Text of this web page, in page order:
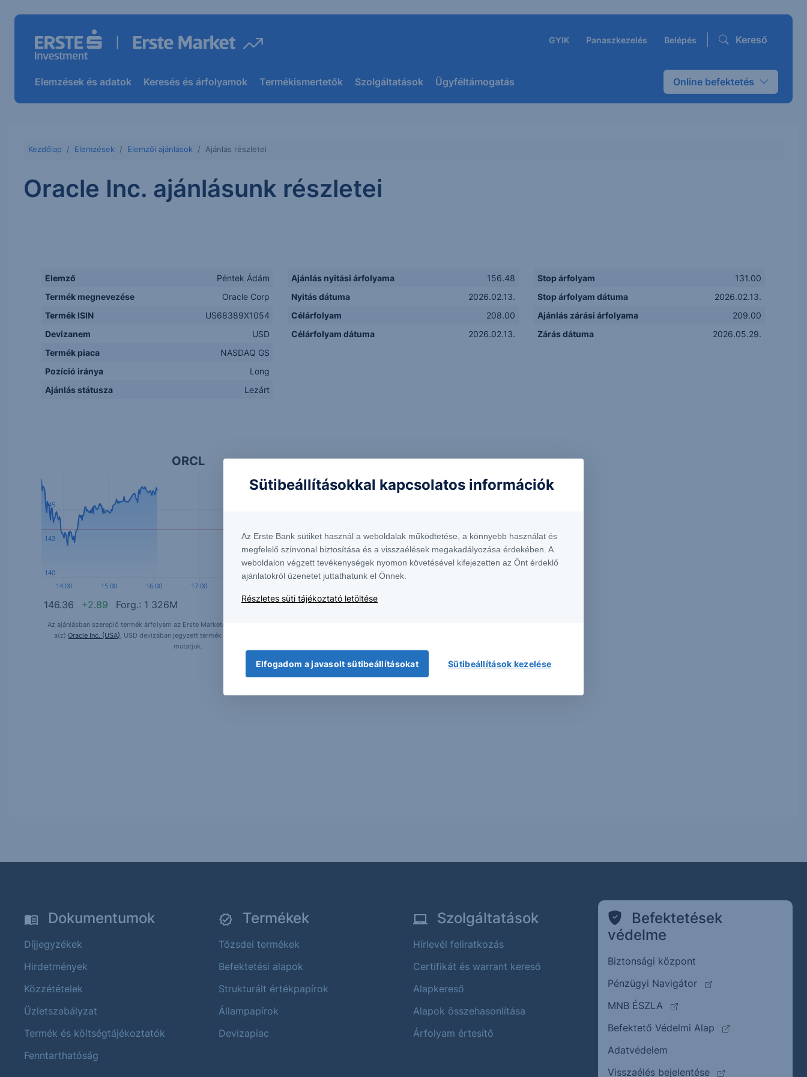
GYIK Panaszkezelés Belépés Kereső
Elemzések és adatok Keresés és árfolyamok Termékismertetők Szolgáltatások Ügyféltámogatás Online befektetés
Kezdőlap Elemzések Elemzői ajánlások Ajánlás részletei
Oracle Inc. ajánlásunk részletei
Elemző
Péntek Ádám
Termék megnevezése
Oracle Corp
Termék ISIN
US68389X1054
Devizanem
USD
Termék piaca
NASDAQ GS
Pozíció iránya
Long
Ajánlás státusza
Lezárt
Ajánlás nyitási árfolyama
156.48
Nyitás dátuma
2026.02.13.
Célárfolyam
208.00
Célárfolyam dátuma
2026.02.13.
Stop árfolyam
131.00
Stop árfolyam dátuma
2026.02.13.
Ajánlás zárási árfolyama
209.00
Zárás dátuma
2026.05.29.
ORCL
14:00 15:00 16:00 17:00
140
143
145
146.36 +2.89 Forg.: 1 326M
Az ajánlásban szereplő termék árfolyam az Erste Marketen is követhető. A fenti grafikonon
a(z)Oracle Inc. (USA), USD devizában jegyzett termék napon belüli árfolyamalakulását
mutatjuk.
Dokumentumok
Díjjegyzékek
Hirdetmények
Közzétételek
Üzletszabályzat
Termék és költségtájékoztatók
Fenntarthatóság
Termékek
Tőzsdei termékek
Befektetési alapok
Strukturált értékpapírok
Állampapírok
Devizapiac
Szolgáltatások
Hírlevél feliratkozás
Certifikát és warrant kereső
Alapkereső
Alapok összehasonlítása
Árfolyam értesítő
Befektetések
védelme
Biztonsági központ
Pénzügyi Navigátor
(külső oldalra ugrik)
MNB ÉSZLA
(külső oldalra ugrik)
Befektető Védelmi Alap
(külső oldalra
Adatvédelem
Visszaélés bejelentése
(külső oldalra ugrik)
Sütibeállításokkal kapcsolatos információk
Az Erste Bank sütiket használ a weboldalak működtetése, a könnyebb használat és
megfelelő színvonal biztosítása és a visszaélések megakadályozása érdekében. A
weboldalon végzett tevékenységek nyomon követésével kifejezetten az Önt érdeklő
ajánlatokról üzenetet juttathatunk el Önnek.
Részletes süti tájékoztató letöltése
Elfogadom a javasolt sütibeállításokat Sütibeállítások kezelése